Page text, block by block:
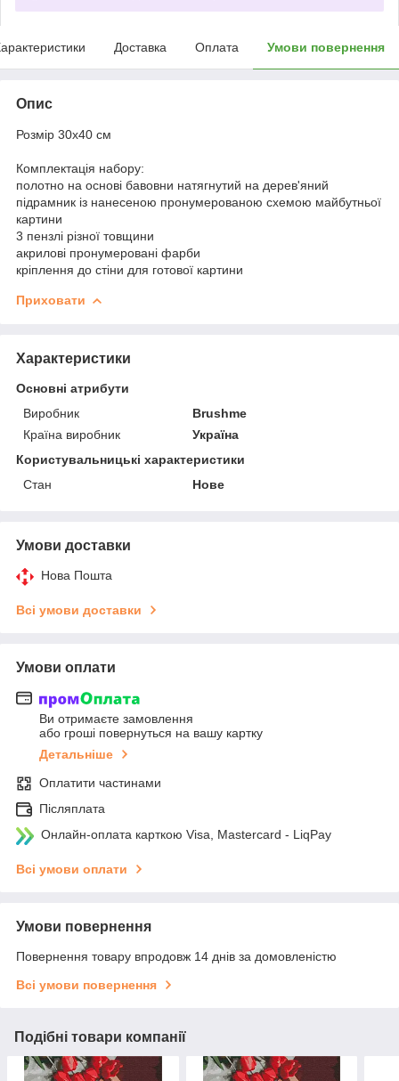
Доставка Оплата Умови повернення
Опис
Розмір 30x40 см
Комплектація набору:
полотно на основі бавовни натягнутий на дерев'яний
підрамник із нанесеною пронумерованою схемою майбутньої
картини
3 пензлі різної товщини
акрилові пронумеровані фарби
кріплення до стіни для готової картини
Приховати
Характеристики
Основні атрибути
Виробник
Brushme
Країна виробник
Україна
Користувальницькі характеристики
Стан
Нове
Умови доставки
Нова Пошта
Всі умови доставки
Умови оплати
Ви отримаєте замовлення
або гроші повернуться на вашу картку
Детальніше
Оплатити частинами
Післяплата
Онлайн-оплата карткою Visa, Mastercard - LiqPay
Всі умови оплати
Умови повернення
Повернення товару впродовж 14 днів за домовленістю
Всі умови повернення
Подібні товари компанії